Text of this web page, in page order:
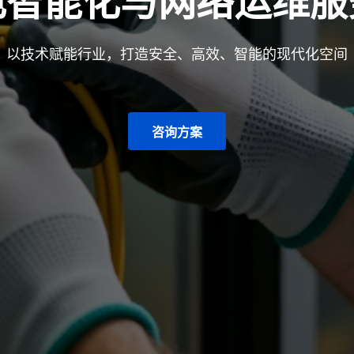
以技术赋能行业，打造安全、高效、智能的现代化空间
咨询方案